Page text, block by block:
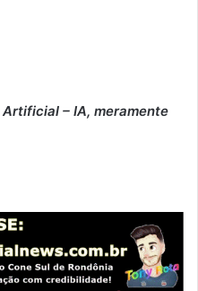
– IA, meramente